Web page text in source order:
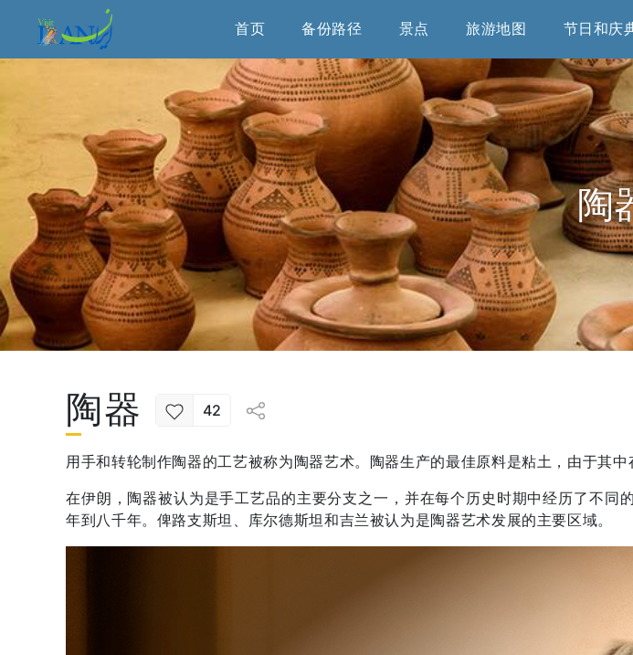
首页 备份路径 景点 旅游地图 节日和庆
陶
陶器 42
用手和转轮制作陶器的工艺被称为陶器艺术。陶器生产的最佳原料是粘土，由于其中
在伊朗，陶器被认为是手工艺品的主要分支之一，并在每个历史时期中经历了不
年到八千年。俾路支斯坦、库尔德斯坦和吉兰被认为是陶器艺术发展的主要区域。